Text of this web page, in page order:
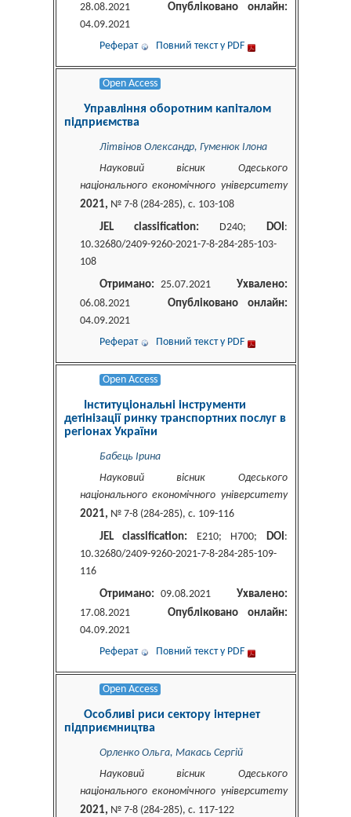
28.08.2021 Опубліковано онлайн:
04.09.2021
Реферат
Повний текст у PDF
Open Access
Управління оборотним капіталом
підприємства
Літвінов Олександр, Гуменюк Ілона
Науковий вісник Одеського
національного економічного університету
2021, № 7-8 (284-285), c. 103-108
JEL classification: D240; DOI :
10.32680/2409-9260-2021-7-8-284-285-103-
108
Отримано: 25.07.2021 Ухвалено:
06.08.2021 Опубліковано онлайн:
04.09.2021
Реферат
Повний текст у PDF
Open Access
Інституціональні інструменти
детінізації ринку транспортних послуг в
регіонах України
Бабець Ірина
Науковий вісник Одеського
національного економічного університету
2021, № 7-8 (284-285), c. 109-116
JEL classification: E210; H700; DOI :
10.32680/2409-9260-2021-7-8-284-285-109-
116
Отримано: 09.08.2021 Ухвалено:
17.08.2021 Опубліковано онлайн:
04.09.2021
Реферат
Повний текст у PDF
Open Access
Особливі риси сектору інтернет
підприємництва
Орленко Ольга, Макась Сергій
Науковий вісник Одеського
національного економічного університету
2021, № 7-8 (284-285), c. 117-122